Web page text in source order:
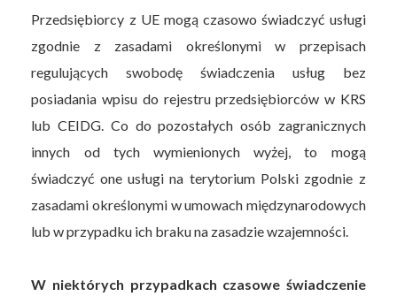
Przedsiębiorcy z UE mogą czasowo świadczyć usługi
zgodnie z zasadami określonymi w przepisach
regulujących swobodę świadczenia usług bez
posiadania wpisu do rejestru przedsiębiorców w KRS
lub CEIDG. Co do pozostałych osób zagranicznych
innych od tych wymienionych wyżej, to mogą
świadczyć one usługi na terytorium Polski zgodnie z
zasadami określonymi w umowach międzynarodowych
lub w przypadku ich braku na zasadzie wzajemności.
W niektórych przypadkach czasowe świadczenie